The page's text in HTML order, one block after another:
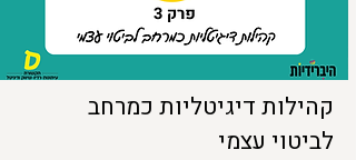
קהילות דיגיטליות כמרחב
לביטוי עצמי